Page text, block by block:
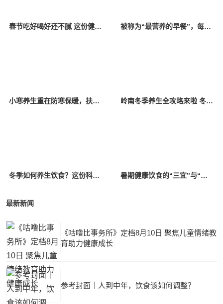
春节吃好喝好还不腻 这份健康饮食攻略请收好 被称为“最营养的早餐”，每天吃1个更健康！
小寒养生重在防寒保暖，扶阳补肾，可适当多吃这两种肉 岭南冬季养生全攻略来啦 冬至后如何食补？如何预防高发疾病？专家给出实用建议
冬季如何养生饮食？这份科学“进补指南”请收好 暑期健康饮食的“三宜”与“三忌”
最新新闻
《咕噜比事务所》定档8月10日 聚焦儿童情绪教
育助力健康成长
参考封面｜人到中年，饮食该如何调整？